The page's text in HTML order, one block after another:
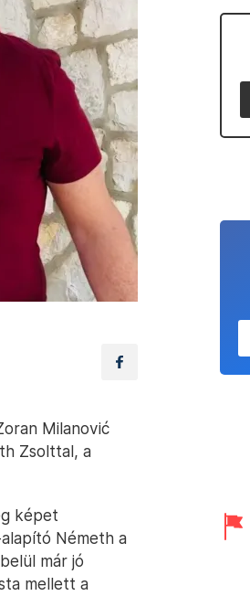
Milanović
Zsolttal, a
képet
Németh a
már jó
mellett a